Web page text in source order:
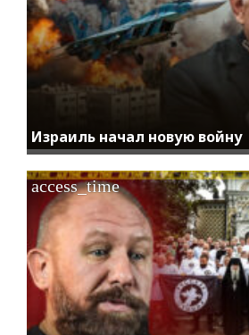
Израиль начал новую войну
access_time